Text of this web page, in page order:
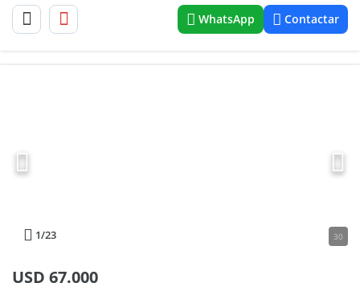
WhatsApp Contactar
1/23 30
USD 67.000